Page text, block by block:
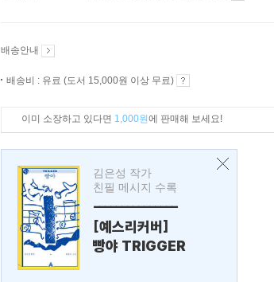
배송안내
배송비 : 유료 (도서 15,000원 이상 무료)
이미 소장하고 있다면 1,000원에 판매해 보세요!
김은성 작가
친필 메시지 수록
---------------
[예스리커버]
빵야 TRIGGER